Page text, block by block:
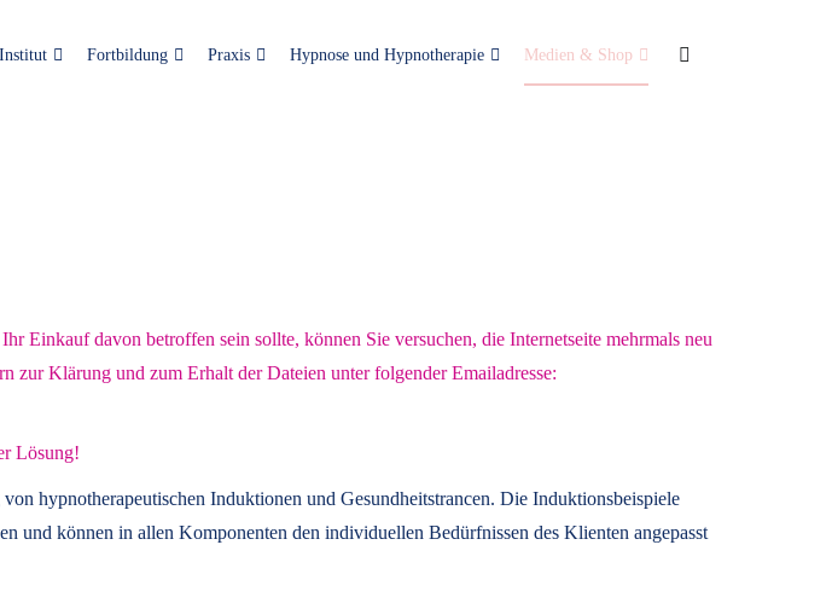
Institut Fortbildung Praxis Hypnose und Hypnotherapie Medien & Shop
Einkauf davon betroffen sein sollte, können Sie versuchen, die Internetseite mehrmals neu
zur Klärung und zum Erhalt der Dateien unter folgender Emailadresse:
Lösung!
hypnotherapeutischen Induktionen und Gesundheitstrancen. Die Induktionsbeispiele
und können in allen Komponenten den individuellen Bedürfnissen des Klienten angepasst